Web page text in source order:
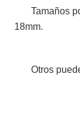
Tamaños
18mm.
Otros